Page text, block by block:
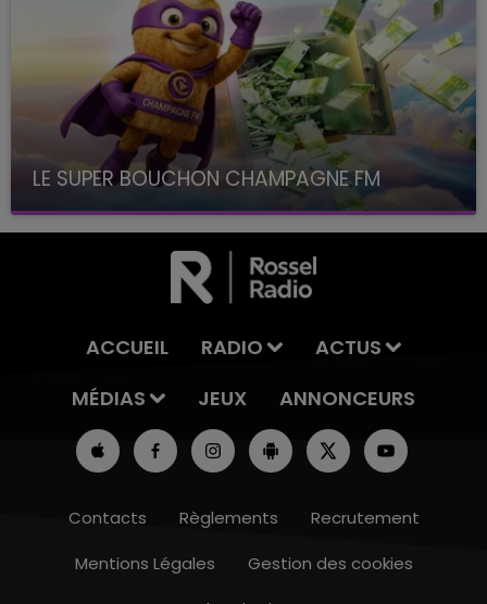
LE SUPER BOUCHON CHAMPAGNE FM
avec La Famille Champagne FM, à 8H10
ACCUEIL RADIO
ACTUS
MÉDIAS
JEUX ANNONCEURS
Contacts Règlements
Recrutement
Mentions Légales
Gestion des cookies